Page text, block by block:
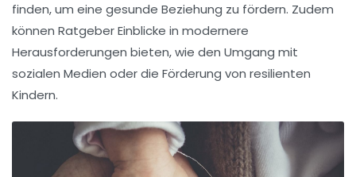
finden, um eine gesunde Beziehung zu fördern. Zudem
können Ratgeber Einblicke in modernere
Herausforderungen bieten, wie den Umgang mit
sozialen Medien oder die Förderung von resilienten
Kindern.